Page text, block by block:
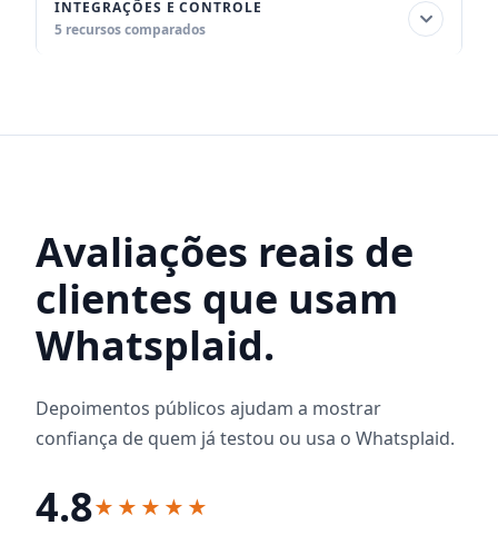
INTEGRAÇÕES E CONTROLE
5 recursos comparados
Avaliações reais de
clientes que usam
Whatsplaid.
Depoimentos públicos ajudam a mostrar
confiança de quem já testou ou usa o Whatsplaid.
4.8★★★★★